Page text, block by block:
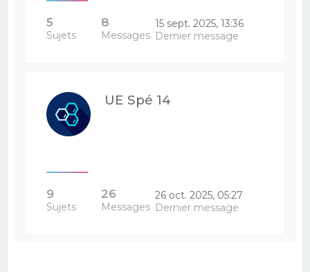
5
Sujets
8
Messages
15 sept. 2025, 13:36
Dernier message
UE Spé 14
9
Sujets
26
Messages
26 oct. 2025, 05:27
Dernier message